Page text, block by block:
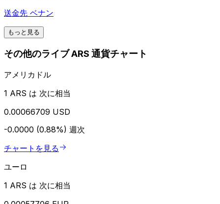
送金先 ベナン
もっと見る
その他のライブ ARS 通貨チャート
アメリカドル
1 ARS は 次に相当
0.00066709 USD
-0.0000 (0.88%) 週次
チャートを見る
ユーロ
1 ARS は 次に相当